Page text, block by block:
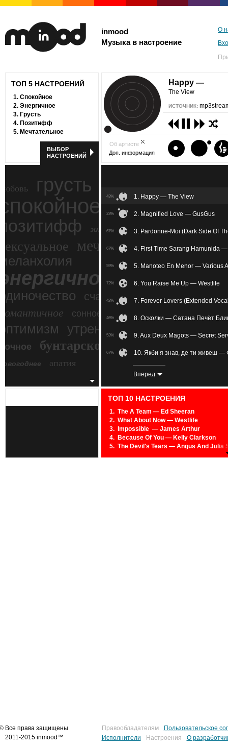
inmood
Музыка в настроение
О
ТОП 5 НАСТРОЕНИЙ
1. Спокойное
2. Энергичное
3. Грусть
4. Позитифф
5. Мечтательное
ВЫБОР
НАСТРОЕНИЙ
грусть
ностальгия
зимний экстрим
мечтательное
счастье
сонное
утреннее злость
бунтарское
беспокойное
апатия
Happy —
The View
ИСТОЧНИК:
Об артисте
Доп. информация
43% 1. Happy — The View
23% 2. Magnified Love — GusGus
67% 3. Pardonne-Moi (Dark Side Of
67% 4. First Time Sarang Hamunida
59% 5. Manoteo En Menor — Various
72% 6. You Raise Me Up — Westlife
42% 7. Forever Lovers (Extended
46% 8. Осколки — Сатана Печёт
53% 9. Aux Deux Magots — Secret
67% 10. Якби я знав, де ти живеш —
11. Beautiful Love (Radio Edit) —
78% 12. You Will Never Know — Imany
50% 14. Training Wheels — Melanie
78% 15. Pardonne-Moi Ce Caprice
55% 16. 06 Дорож / AudioTrack 02 —
Вперед
ТОП 10 НАСТРОЕНИЯ
1. The A Team — Ed Sheeran
2. What About Now — Westlife
3.
Impossible — James Arthur
4. Because Of You — Kelly Clarkson
5. The Devil's Tears — Angus And Julia
Все права защищены
2011-2015 inmood™
Правообладателям
Пользовательское
Исполнители
Настроения О